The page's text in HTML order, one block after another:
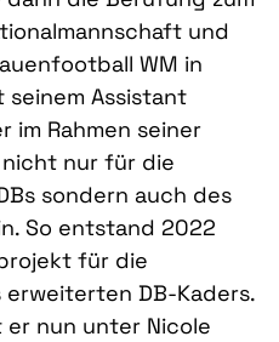
und
WM in
seinem Assistant
im Rahmen seiner
nur für die
sondern auch des
So entstand 2022
für die
DB-Kaders.
nun unter Nicole